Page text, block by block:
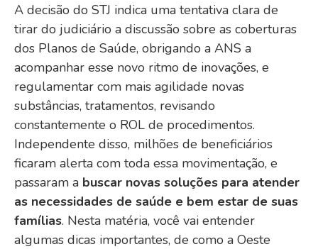
A decisão do STJ indica uma tentativa clara de
tirar do judiciário a discussão sobre as coberturas
dos Planos de Saúde, obrigando a ANS a
acompanhar esse novo ritmo de inovações, e
regulamentar com mais agilidade novas
substâncias, tratamentos, revisando
constantemente o ROL de procedimentos.
Independente disso, milhões de beneficiários
ficaram alerta com toda essa movimentação, e
passaram a buscar novas soluções para atender
as necessidades de saúde e bem estar de suas
famílias. Nesta matéria, você vai entender
algumas dicas importantes, de como a Oeste